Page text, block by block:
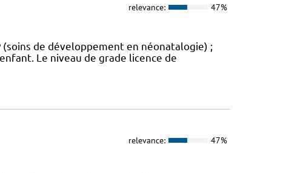
relevance: 47%
de développement en néonatalogie) ;
Le niveau de grade licence de
relevance: 47%